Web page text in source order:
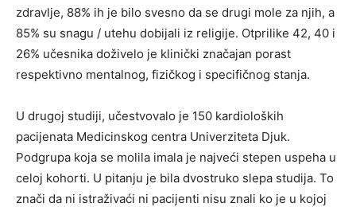
zdravlje, 88% ih je bilo svesno da se drugi mole za njih, a
85% su snagu / utehu dobijali iz religije. Otprilike 42, 40 i
26% učesnika doživelo je klinički značajan porast
respektivno mentalnog, fizičkog i specifičnog stanja.
U drugoj studiji, učestvovalo je 150 kardioloških
pacijenata Medicinskog centra Univerziteta Djuk.
Podgrupa koja se molila imala je najveći stepen uspeha u
celoj kohorti. U pitanju je bila dvostruko slepa studija. To
znači da ni istraživaći ni pacijenti nisu znali ko je u kojoj